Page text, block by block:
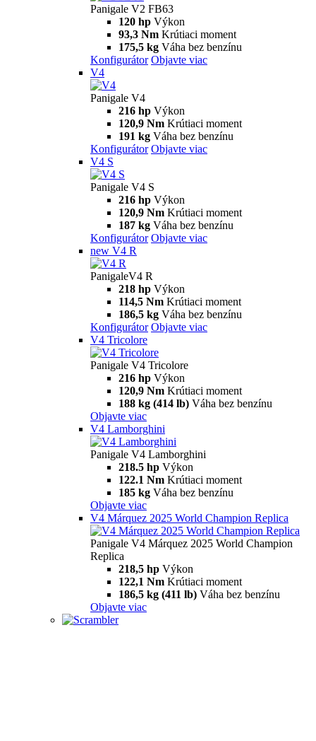
Panigale V2 FB63
120 hp Výkon
93,3 Nm Krútiaci moment
175,5 kg Váha bez benzínu
Konfigurátor Objavte viac
V4
Panigale V4
216 hp Výkon
120,9 Nm Krútiaci moment
191 kg Váha bez benzínu
Konfigurátor Objavte viac
V4 S
Panigale V4 S
216 hp Výkon
120,9 Nm Krútiaci moment
187 kg Váha bez benzínu
Konfigurátor Objavte viac
new V4 R
PanigaleV4 R
218 hp Výkon
114,5 Nm Krútiaci moment
186,5 kg Váha bez benzínu
Konfigurátor Objavte viac
V4 Tricolore
Panigale V4 Tricolore
216 hp Výkon
120,9 Nm Krútiaci moment
188 kg (414 lb) Váha bez benzínu
Objavte viac
V4 Lamborghini
Panigale V4 Lamborghini
218.5 hp Výkon
122.1 Nm Krútiaci moment
185 kg Váha bez benzínu
Objavte viac
V4 Márquez 2025 World Champion Replica
Panigale V4 Márquez 2025 World Champion
Replica
218,5 hp Výkon
122,1 Nm Krútiaci moment
186,5 kg (411 lb) Váha bez benzínu
Objavte viac